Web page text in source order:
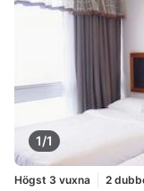
1/1
Högst 3 vuxna
2